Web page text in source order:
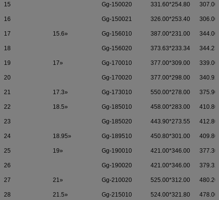
15 Gg-150020 331.60*254.80
16 Gg-150021 326.00*253.40
17 15.6» Gg-156010 387.00*231.00
18 Gg-156020 373.63*233.34
19 17» Gg-170010 377.00*309.00
20 Gg-170020 377.00*298.00
21 17.3» Gg-173010 550.00*278.00
22 18.5» Gg-185010 458.00*283.00
23 Gg-185020 443.90*273.55
24 18.95» Gg-189510 450.80*301.00
25 19» Gg-190010 421.00*346.00
26 Gg-190020 421.00*346.00
27 21» Gg-210020 525.00*312.00
28 21.5» Gg-215010 524.00*321.80